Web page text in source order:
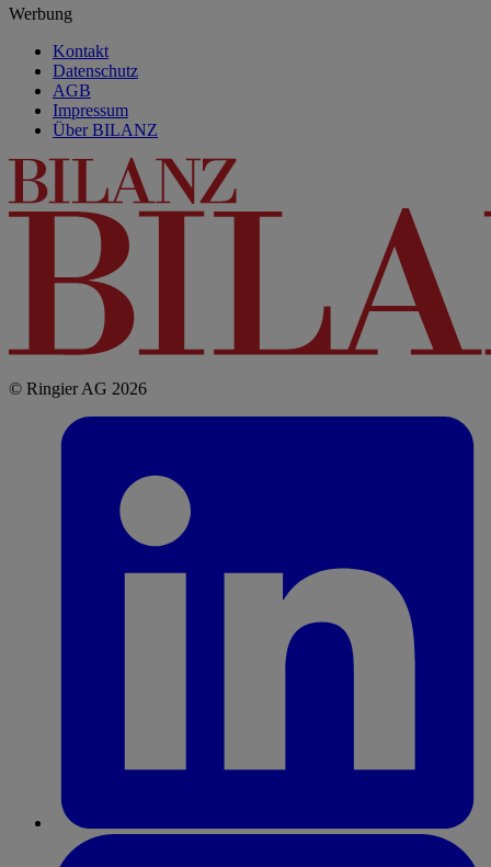
Werbung
Kontakt
Datenschutz
AGB
Impressum
Über BILANZ
© Ringier AG 2026